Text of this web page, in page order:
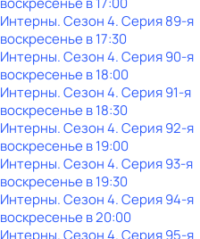
Интерны. Сезон 4. Серия 89-я
воскресенье в17:30
Интерны. Сезон 4. Серия 90-я
воскресенье в18:00
Интерны. Сезон 4. Серия 91-я
воскресенье в18:30
Интерны. Сезон 4. Серия 92-я
воскресенье в19:00
Интерны. Сезон 4. Серия 93-я
воскресенье в19:30
Интерны. Сезон 4. Серия 94-я
воскресенье в20:00
Интерны. Сезон 4. Серия 95-я